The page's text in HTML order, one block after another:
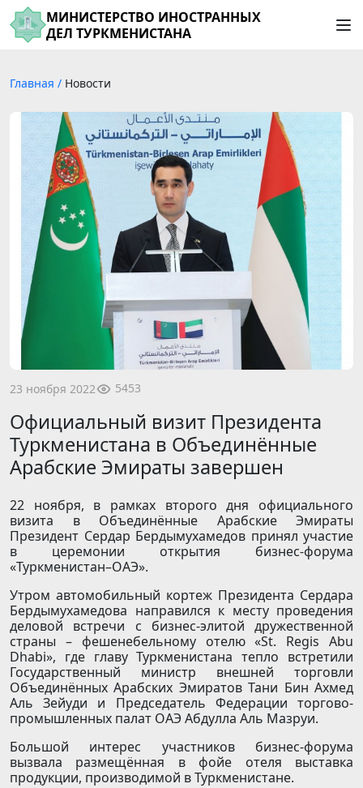
МИНИСТЕРСТВО ИНОСТРАННЫХ
ДЕЛ ТУРКМЕНИСТАНА
Главная / Новости
23 ноября 2022 5453
Официальный визит Президента
Туркменистана в Объединённые
Арабские Эмираты завершен
22 ноября, в рамках второго дня официального
визита в Объединённые Арабские Эмираты
Президент Сердар Бердымухамедов принял участие
в церемонии открытия бизнес-форума
«Туркменистан–ОАЭ».
Утром автомобильный кортеж Президента Сердара
Бердымухамедова направился к месту проведения
деловой встречи с бизнес-элитой дружественной
страны – фешенебельному отелю «St. Regis Abu
Dhabi», где главу Туркменистана тепло встретили
Государственный министр внешней торговли
Объединённых Арабских Эмиратов Тани Бин Ахмед
Аль Зейуди и Председатель Федерации торгово-
промышленных палат ОАЭ Абдулла Аль Мазруи.
Большой интерес участников бизнес-форума
вызвала размещённая в фойе отеля выставка
продукции, производимой в Туркменистане.